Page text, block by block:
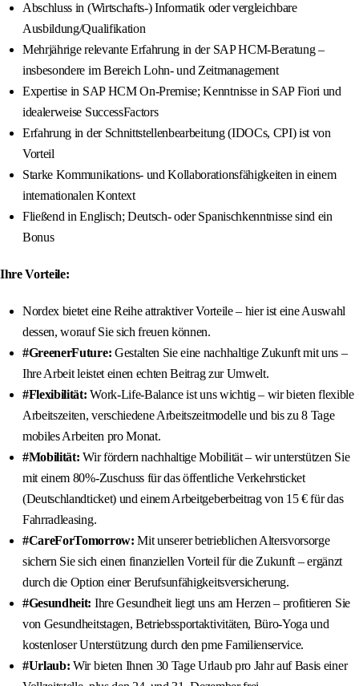
Abschluss in (Wirtschafts-) Informatik oder vergleichbare
Ausbildung/Qualifikation
Mehrjährige relevante Erfahrung in der SAP HCM-Beratung –
insbesondere im Bereich Lohn- und Zeitmanagement
Expertise in SAP HCM On-Premise; Kenntnisse in SAP Fiori und
idealerweise SuccessFactors
Erfahrung in der Schnittstellenbearbeitung (IDOCs, CPI) ist von
Vorteil
Starke Kommunikations- und Kollaborationsfähigkeiten in einem
internationalen Kontext
Fließend in Englisch; Deutsch- oder Spanischkenntnisse sind ein
Bonus
Ihre Vorteile:
Nordex bietet eine Reihe attraktiver Vorteile – hier ist eine Auswahl
dessen, worauf Sie sich freuen können.
#GreenerFuture: Gestalten Sie eine nachhaltige Zukunft mit uns –
Ihre Arbeit leistet einen echten Beitrag zur Umwelt.
#Flexibilität: Work-Life-Balance ist uns wichtig – wir bieten flexible
Arbeitszeiten, verschiedene Arbeitszeitmodelle und bis zu 8 Tage
mobiles Arbeiten pro Monat.
#Mobilität: Wir fördern nachhaltige Mobilität – wir unterstützen Sie
mit einem 80%-Zuschuss für das öffentliche Verkehrsticket
(Deutschlandticket) und einem Arbeitgeberbeitrag von 15 € für das
Fahrradleasing.
#CareForTomorrow: Mit unserer betrieblichen Altersvorsorge
sichern Sie sich einen finanziellen Vorteil für die Zukunft – ergänzt
durch die Option einer Berufsunfähigkeitsversicherung.
#Gesundheit: Ihre Gesundheit liegt uns am Herzen – profitieren Sie
von Gesundheitstagen, Betriebssportaktivitäten, Büro-Yoga und
kostenloser Unterstützung durch den pme Familienservice.
#Urlaub: Wir bieten Ihnen 30 Tage Urlaub pro Jahr auf Basis einer